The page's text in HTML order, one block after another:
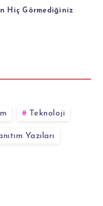
Hiç Görmediğiniz
Teknoloji
Yazıları